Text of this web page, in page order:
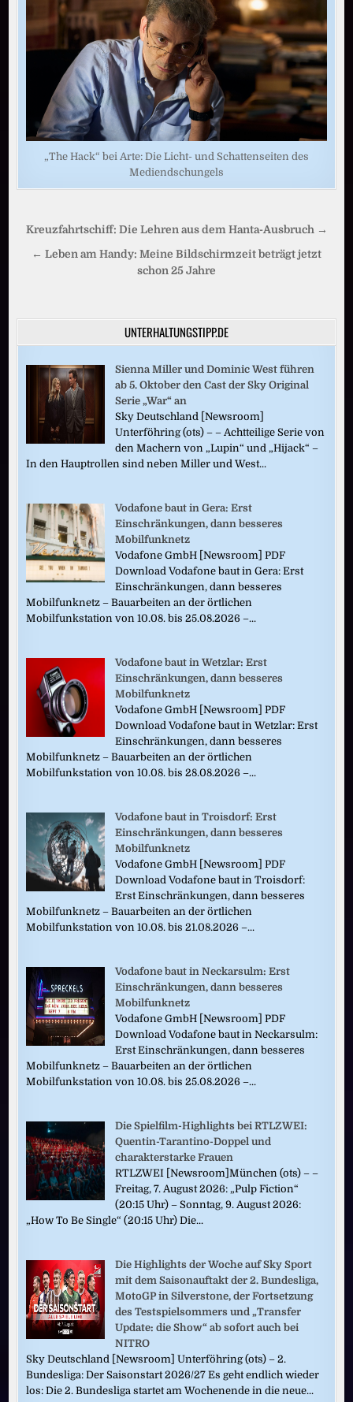
„The Hack“ bei Arte: Die Licht- und Schattenseiten des
Mediendschungels
Beitragsnavigation
Kreuzfahrtschiff: Die Lehren aus dem Hanta-Ausbruch →
← Leben am Handy: Meine Bildschirmzeit beträgt jetzt
schon 25 Jahre
UNTERHALTUNGSTIPP.DE
Sienna Miller und Dominic West führen
ab 5. Oktober den Cast der Sky Original
Serie „War“ an
Sky Deutschland [Newsroom]
Unterföhring (ots) – – Achtteilige Serie von
den Machern von „Lupin“ und „Hijack“ –
In den Hauptrollen sind neben Miller und West...
Vodafone baut in Gera: Erst
Einschränkungen, dann besseres
Mobilfunknetz
Vodafone GmbH [Newsroom] PDF
Download Vodafone baut in Gera: Erst
Einschränkungen, dann besseres
Mobilfunknetz – Bauarbeiten an der örtlichen
Mobilfunkstation von 10.08. bis 25.08.2026 –...
Vodafone baut in Wetzlar: Erst
Einschränkungen, dann besseres
Mobilfunknetz
Vodafone GmbH [Newsroom] PDF
Download Vodafone baut in Wetzlar: Erst
Einschränkungen, dann besseres
Mobilfunknetz – Bauarbeiten an der örtlichen
Mobilfunkstation von 10.08. bis 28.08.2026 –...
Vodafone baut in Troisdorf: Erst
Einschränkungen, dann besseres
Mobilfunknetz
Vodafone GmbH [Newsroom] PDF
Download Vodafone baut in Troisdorf:
Erst Einschränkungen, dann besseres
Mobilfunknetz – Bauarbeiten an der örtlichen
Mobilfunkstation von 10.08. bis 21.08.2026 –...
Vodafone baut in Neckarsulm: Erst
Einschränkungen, dann besseres
Mobilfunknetz
Vodafone GmbH [Newsroom] PDF
Download Vodafone baut in Neckarsulm:
Erst Einschränkungen, dann besseres
Mobilfunknetz – Bauarbeiten an der örtlichen
Mobilfunkstation von 10.08. bis 25.08.2026 –...
Die Spielfilm-Highlights bei RTLZWEI:
Quentin-Tarantino-Doppel und
charakterstarke Frauen
RTLZWEI [Newsroom]München (ots) – –
Freitag, 7. August 2026: „Pulp Fiction“
(20:15 Uhr) – Sonntag, 9. August 2026:
„How To Be Single“ (20:15 Uhr) Die...
Die Highlights der Woche auf Sky Sport
mit dem Saisonauftakt der 2. Bundesliga,
MotoGP in Silverstone, der Fortsetzung
des Testspielsommers und „Transfer
Update: die Show“ ab sofort auch bei
NITRO
Sky Deutschland [Newsroom] Unterföhring (ots) – 2.
Bundesliga: Der Saisonstart 2026/27 Es geht endlich wieder
los: Die 2. Bundesliga startet am Wochenende in die neue...